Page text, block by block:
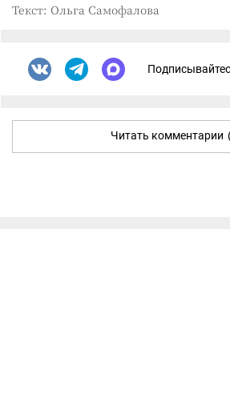
Текст: Ольга Самофалова
Читать комментарии